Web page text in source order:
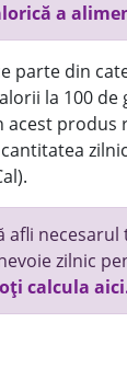
a
parte din
la 100 de
acest produs
afli
zilnic
calcula